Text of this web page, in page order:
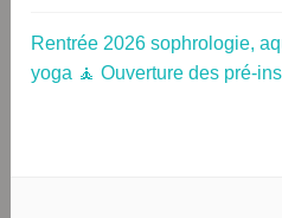
Rentrée 2026 sophrologie,
yoga 🧘 Ouverture des pré-